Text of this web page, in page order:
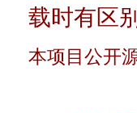
载时有区别
本项目公开